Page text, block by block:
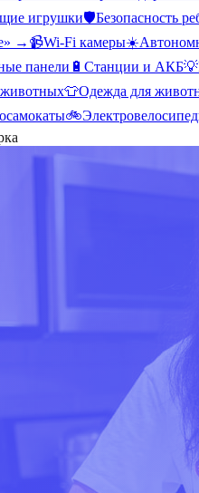
игрушки🛡️Безопасность
» → 📹Wi-Fi камеры☀️
панели 🔋 Станции и АКБ💡
👕Одежда для
🚲